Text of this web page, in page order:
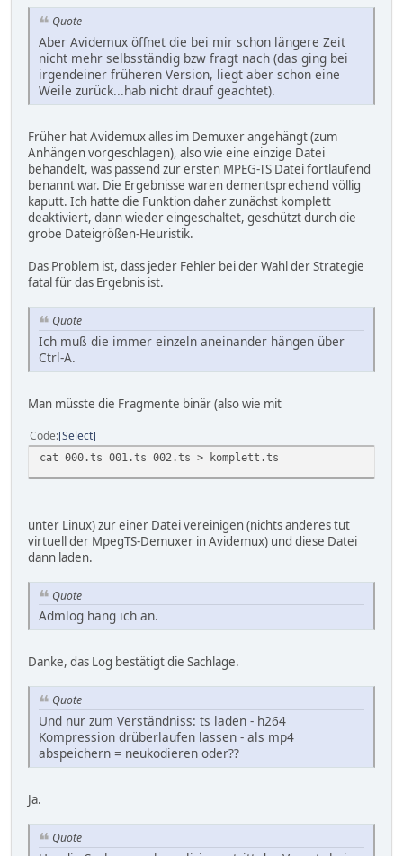
Quote
Aber Avidemux öffnet die bei mir schon längere Zeit
nicht mehr selbsständig bzw fragt nach (das ging bei
irgendeiner früheren Version, liegt aber schon eine
Weile zurück...hab nicht drauf geachtet).
Früher hat Avidemux alles im Demuxer angehängt (zum
Anhängen vorgeschlagen), also wie eine einzige Datei
behandelt, was passend zur ersten MPEG-TS Datei fortlaufend
benannt war. Die Ergebnisse waren dementsprechend völlig
kaputt. Ich hatte die Funktion daher zunächst komplett
deaktiviert, dann wieder eingeschaltet, geschützt durch die
grobe Dateigrößen-Heuristik.
Das Problem ist, dass jeder Fehler bei der Wahl der Strategie
fatal für das Ergebnis ist.
Quote
Ich muß die immer einzeln aneinander hängen über
Ctrl-A.
Man müsste die Fragmente binär (also wie mit
Code Select
cat 000.ts 001.ts 002.ts > komplett.ts
unter Linux) zur einer Datei vereinigen (nichts anderes tut
virtuell der MpegTS-Demuxer in Avidemux) und diese Datei
dann laden.
Quote
Admlog häng ich an.
Danke, das Log bestätigt die Sachlage.
Quote
Und nur zum Verständniss: ts laden - h264
Kompression drüberlaufen lassen - als mp4
abspeichern = neukodieren oder??
Ja.
Quote